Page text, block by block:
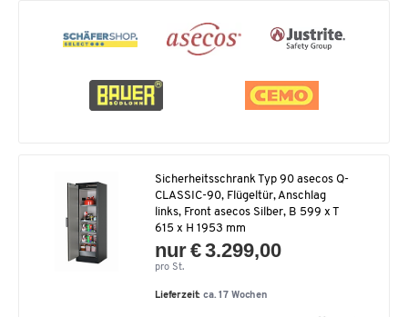
Sicherheitsschrank Typ 90 asecos Q-
CLASSIC-90, Flügeltür, Anschlag
links, Front asecos Silber, B 599 x T
615 x H 1953 mm
nur € 3.299,00
pro St.
Lieferzeit:ca. 17 Wochen